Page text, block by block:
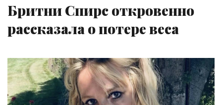
Бритни Спирс откровенно
рассказала о потере веса